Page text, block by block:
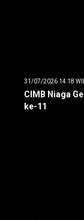
31/07/2026 14:18
CIMB Niaga
ke-11